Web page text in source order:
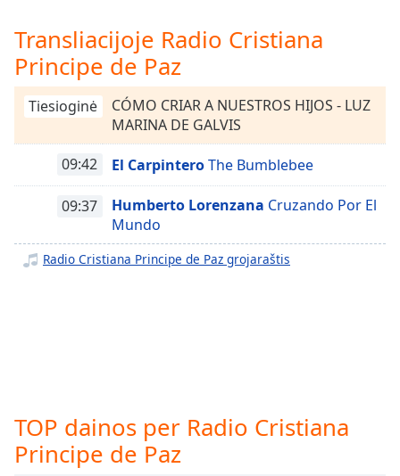
Playback
Rate
Chapters
descriptions
Subtitles
off,
selected
Transliacijoje Radio Cristiana
Principe de Paz
Tiesioginė
CÓMO CRIAR A NUESTROS HIJOS - LUZ
MARINA DE GALVIS
09:42 El CarpinteroThe Bumblebee
09:37 Humberto Lorenzana Cruzando Por El
Mundo
Radio Cristiana Principe de Paz grojaraštis
TOP dainos per Radio Cristiana
Principe de Paz